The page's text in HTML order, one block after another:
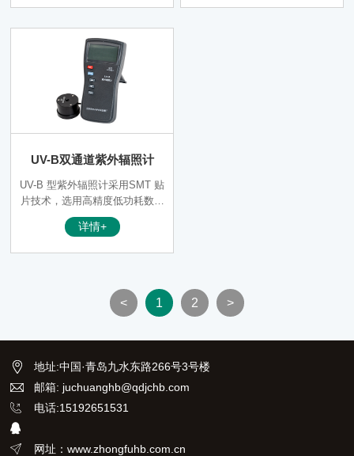
用于图书、档案、文物等部门对
照明光源中紫外线含量的检测工
作。
UV-B双通道紫外辐照计
UV-B 型紫外辐照计采用SMT 贴
片技术，选用高精度低功耗数字
芯片，仪器外壳为流线型设计，
探测器经过严格的光谱及角度特
领域的紫外辐照度测量工作。
详情+
< 1 2 >
地址:中国·青岛九水东路266号3号楼
邮箱: juchuanghb@qdjchb.com
电话:15192651531
网址：www.zhongfuhb.com.cn